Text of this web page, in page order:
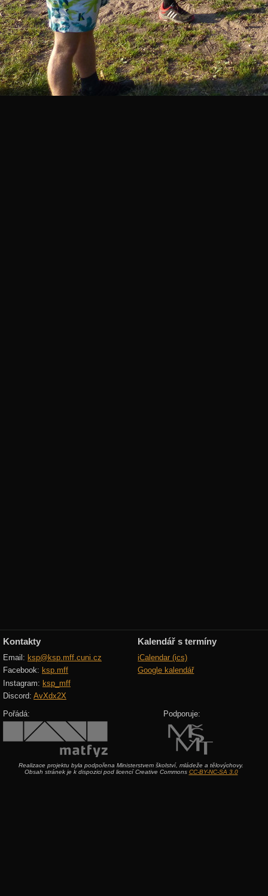
Kontakty
Email: ksp@ksp.mff.cuni.cz
Facebook: ksp.mff
Instagram: ksp_mff
Discord: AvXdx2X
Kalendář s termíny
iCalendar (ics)
Google kalendář
Pořádá: Podporuje:
Realizace projektu byla podpořena Ministerstvem školství, mládeže a tělovýchovy.
Obsah stránek je k dispozici pod licencí Creative Commons CC-BY-NC-SA 3.0